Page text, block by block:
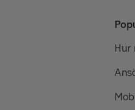
Hur